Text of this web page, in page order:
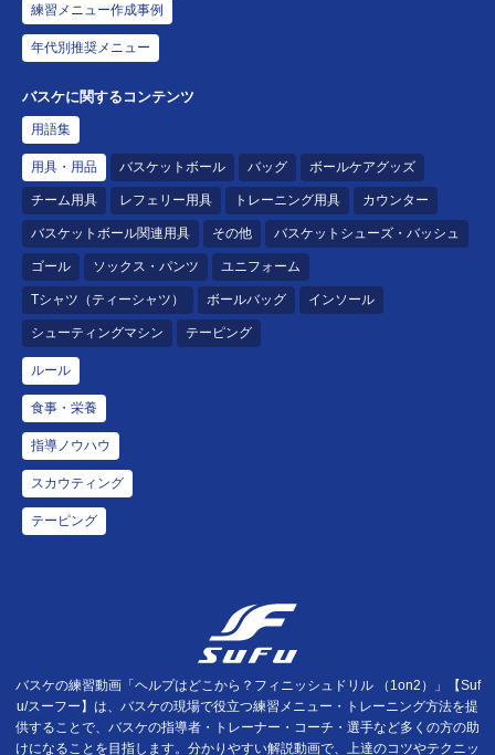
練習メニュー作成事例
年代別推奨メニュー
バスケに関するコンテンツ
用語集
用具・用品 バスケットボール バッグ ボールケアグッズ
チーム用具 レフェリー用具 トレーニング用具 カウンター
バスケットボール関連用具 その他 バスケットシューズ・バッシュ
ゴール ソックス・パンツ ユニフォーム
Tシャツ（ティーシャツ） ボールバッグ インソール
シューティングマシン テーピング
ルール
食事・栄養
指導ノウハウ
スカウティング
テーピング
バスケの練習動画「ヘルプはどこから？フィニッシュドリル （1on2）」【Suf
u/スーフー】は、バスケの現場で役立つ練習メニュー・トレーニング方法を提
供することで、バスケの指導者・トレーナー・コーチ・選手など多くの方の助
けになることを目指します。分かりやすい解説動画で、上達のコツやテクニッ